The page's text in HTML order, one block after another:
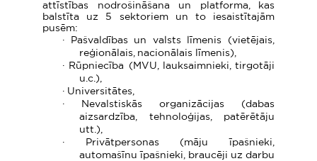
attīstības nodrošināšana un platforma, kas
balstīta uz 5 sektoriem un to iesaistītajām
pusēm:
·
Pašvaldības un valsts līmenis (vietējais,
reģionālais, nacionālais līmenis),
· Rūpniecība (MVU, lauksaimnieki, tirgotāji
u.c.),
· Universitātes,
·
Nevalstiskās organizācijas (dabas
aizsardzība, tehnoloģijas, patērētāju
utt.),
·
Privātpersonas (māju īpašnieki,
automašīnu īpašnieki, braucēji uz darbu